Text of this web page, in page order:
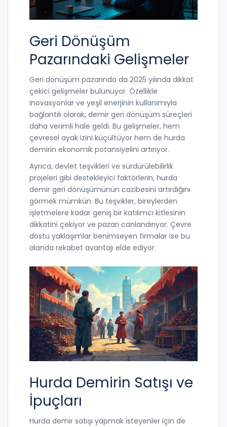
Geri Dönüşüm
Pazarındaki Gelişmeler
Geri dönüşüm pazarında da 2025 yılında dikkat
çekici gelişmeler bulunuyor. Özellikle
inovasyonlar ve yeşil enerjinin kullanımıyla
bağlantılı olarak, demir geri dönüşüm süreçleri
daha verimli hale geldi. Bu gelişmeler, hem
çevresel ayak izini küçültüyor hem de hurda
demirin ekonomik potansiyelini artırıyor.
Ayrıca, devlet teşvikleri ve sürdürülebilirlik
projeleri gibi destekleyici faktörlerin, hurda
demir geri dönüşümünün cazibesini artırdığını
görmek mümkün. Bu teşvikler, bireylerden
işletmelere kadar geniş bir katılımcı kitlesinin
dikkatini çekiyor ve pazarı canlandırıyor. Çevre
dostu yaklaşımlar benimseyen firmalar ise bu
alanda rekabet avantajı elde ediyor.
Hurda Demirin Satışı ve
İpuçları
Hurda demir satışı yapmak isteyenler için de